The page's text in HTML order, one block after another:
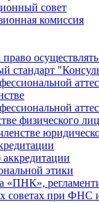
совет
комиссия
стандарт
физического
аккредитации
этики
советах при